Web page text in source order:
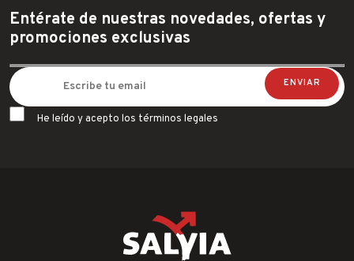
Entérate de nuestras novedades, ofertas y
promociones exclusivas
He leído y acepto los términos legales